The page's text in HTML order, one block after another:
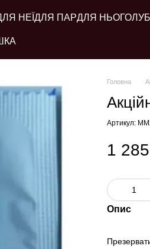
НЕЇ ДЛЯ ПАРДЛЯ НЬОГО
Головна
Артикул:
1
Опис